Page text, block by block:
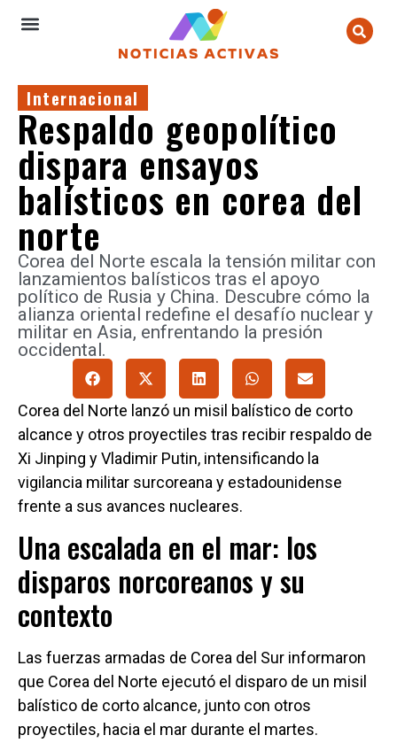
Internacional
Respaldo geopolítico
dispara ensayos
balísticos en corea del
norte
Corea del Norte escala la tensión militar con
lanzamientos balísticos tras el apoyo
político de Rusia y China. Descubre cómo la
alianza oriental redefine el desafío nuclear y
militar en Asia, enfrentando la presión
occidental.
Corea del Norte lanzó un misil balístico de corto
alcance y otros proyectiles tras recibir respaldo de
Xi Jinping y Vladimir Putin, intensificando la
vigilancia militar surcoreana y estadounidense
frente a sus avances nucleares.
Una escalada en el mar: los
disparos norcoreanos y su
contexto
Las fuerzas armadas de Corea del Sur informaron
que Corea del Norte ejecutó el disparo de un misil
balístico de corto alcance, junto con otros
proyectiles, hacia el mar durante el martes.